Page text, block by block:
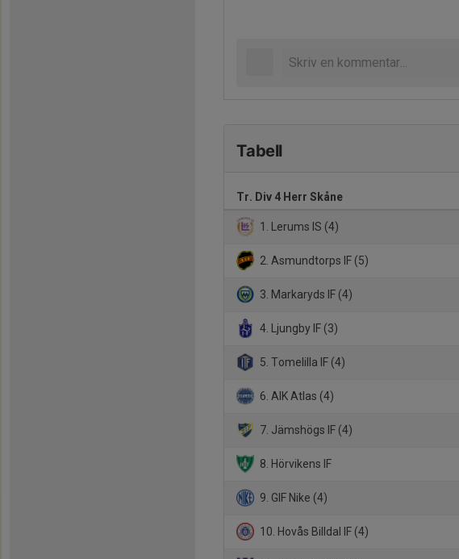
Tabell
Tr. Div 4 Herr Skåne
1. Lerums IS (4)
2. Asmundtorps IF (5)
3. Markaryds IF (4)
4. Ljungby IF (3)
5. Tomelilla IF (4)
6. AIK Atlas (4)
7. Jämshögs IF (4)
8. Hörvikens IF
9. GIF Nike (4)
10. Hovås Billdal IF (4)